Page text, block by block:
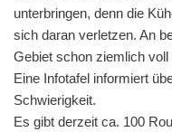
unterbringen, denn die
sich daran verletzen. An
Gebiet schon ziemlich voll
Eine Infotafel informiert
Schwierigkeit.
Es gibt derzeit ca. 100